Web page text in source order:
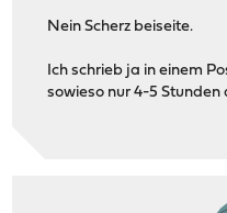
Nein Scherz beiseite.
Ich schrieb ja in einem
sowieso nur 4-5 Stunden